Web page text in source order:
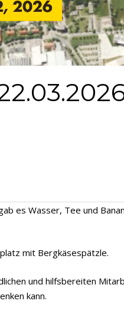
es Wasser, Tee und
mit Bergkäsespätzle.
und hilfsbereiten
kann.